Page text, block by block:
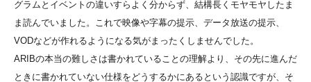
グラムとイベントの違いすらよく分からず、結構長くモヤモヤしたま
ま読んでいました。これで映像や字幕の提示、データ放送の提示、
VODなどが作れるようになる気がまったくしませんでした。
ARIBの本当の難しさは書かれていることの理解より、その先に進んだ
ときに書かれていない仕様をどうするかにあるという認識ですが、そ